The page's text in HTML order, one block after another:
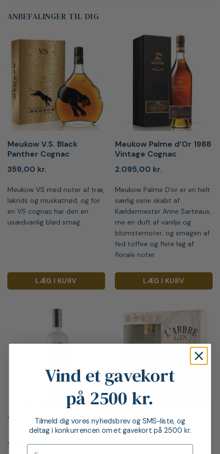
ANBEFALINGER TIL DIG
Meukow V.S. Black
Panther Cognac
359,00 kr.
Meukow VS med noter af træ,
lakrids og muskatnød, og for
en VS cognac har den en
usædvanlig blød smag.
LÆG I KURV
Meukow Palme d’Or 1988
Vintage Cognac
2.095,00 kr.
Meukow Palme D'or er en helt
særlig serie skabt af
Kældermester Anne Sarteaux,
me en duft af vanilje og
blomsternoter, og smagen af
fed toffee og flere lag af
florale noter.
LÆG I KURV
Teichenné Kokos likør
129,00kr.
L’Arbre Gin i gaveæske
med glas
319,00kr.
Vind et gavekort
på 2500 kr.
Tilmeld dig vores nyhedsbrev og SMS-liste, og
deltag i konkurrencen om et gavekort på 2500 kr.